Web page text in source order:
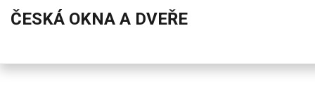
ČESKÁ OKNA A DVEŘE